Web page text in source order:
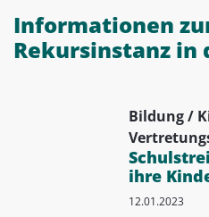
Informationen
Rekursinstanz in
Bildung /
ihre
12.01.2023